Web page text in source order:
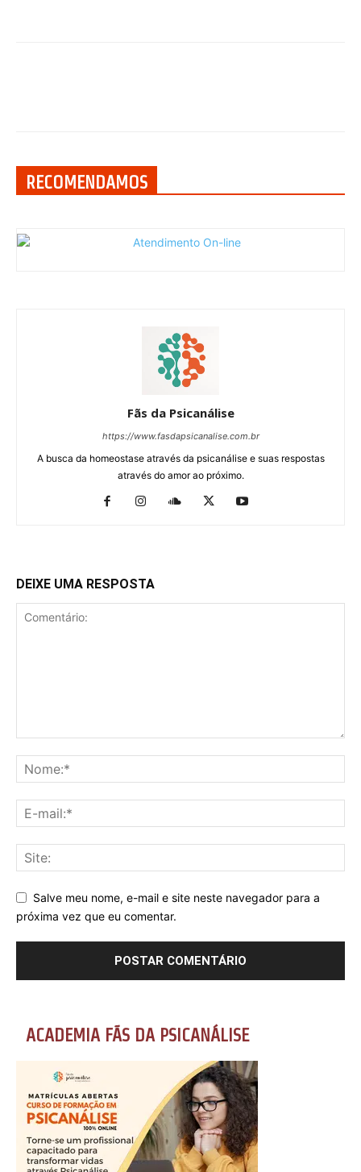
RECOMENDAMOS
Fãs da Psicanálise
https://www.fasdapsicanalise.com.br
A busca da homeostase através da psicanálise e suas respostas
através do amor ao próximo.
DEIXE UMA RESPOSTA
Salve meu nome, e-mail e site neste navegador para a
próxima vez que eu comentar.
ACADEMIA FÃS DA PSICANÁLISE